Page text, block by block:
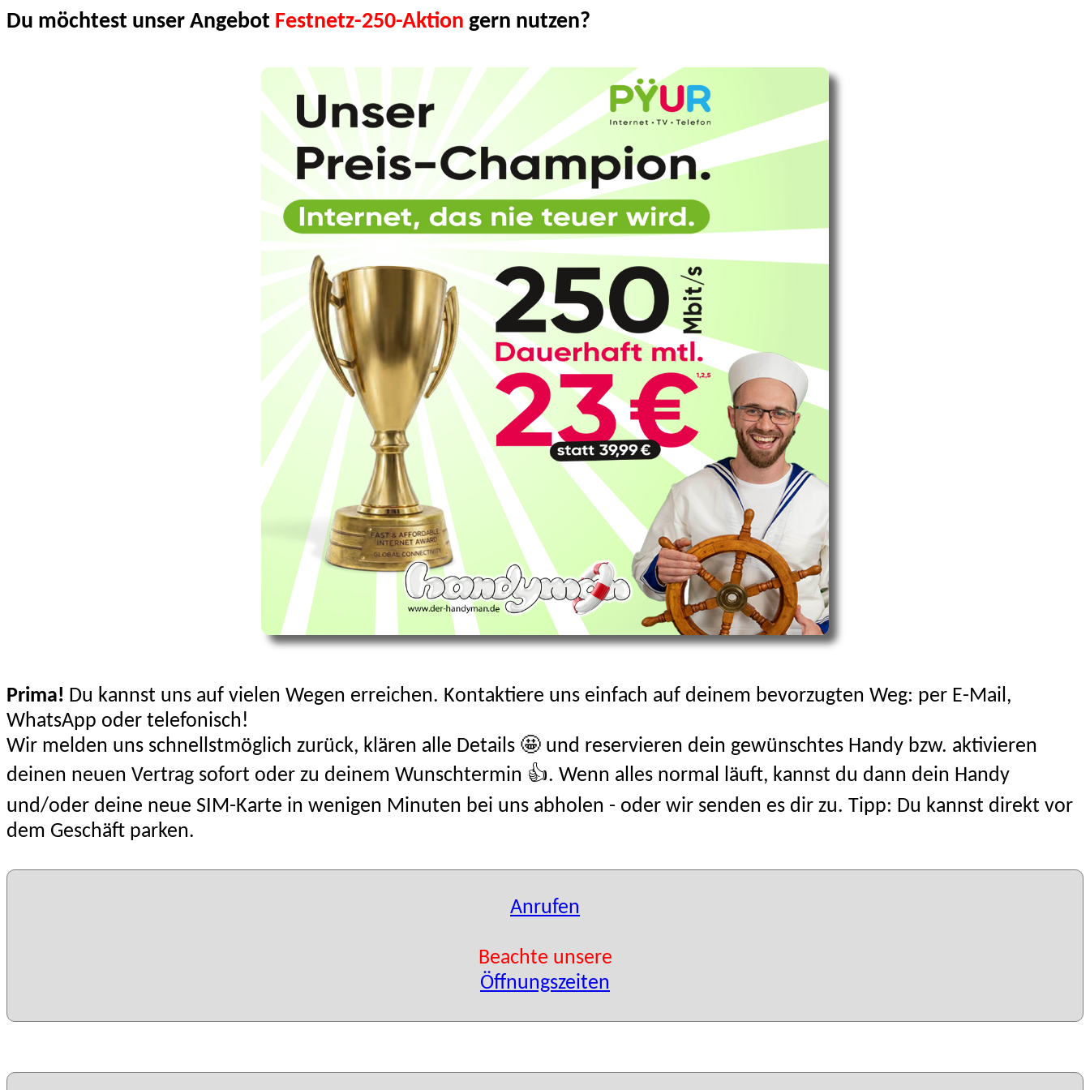
Du möchtest unser Angebot Festnetz-250-Aktion gern nutzen?
Prima! Du kannst uns auf vielen Wegen erreichen. Kontaktiere uns einfach auf deinem bevorzugten Weg: per E-Mail,
WhatsApp oder telefonisch!
Wir melden uns schnellstmöglich zurück, klären alle Details 🤩 und reservieren dein gewünschtes Handy bzw. aktivieren
deinen neuen Vertrag sofort oder zu deinem Wunschtermin 👍. Wenn alles normal läuft, kannst du dann dein Handy
und/oder deine neue SIM-Karte in wenigen Minuten bei uns abholen - oder wir senden es dir zu. Tipp: Du kannst direkt vor
dem Geschäft parken.
Anrufen
Beachte unsere
Öffnungszeiten